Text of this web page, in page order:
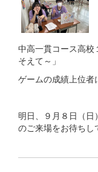
中高一貫コース高
そえて～」
ゲームの成績上位者
明日、９月８日（日
のご来場をお待ちし